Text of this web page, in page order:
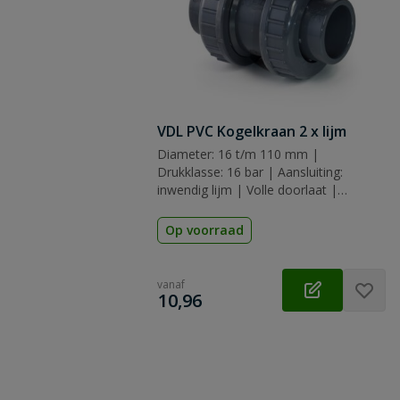
VDL PVC Kogelkraan 2 x lijm
Diameter: 16 t/m 110 mm |
Drukklasse: 16 bar | Aansluiting:
inwendig lijm | Volle doorlaat |
Op voorraad
vanaf
€
10,96